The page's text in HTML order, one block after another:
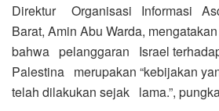
Direktur Organisasi Informasi
Barat, Amin Abu Warda,
bahwa pelanggaran Israel
Palestina merupakan “kebijakan
telah dilakukan sejak lama.”,